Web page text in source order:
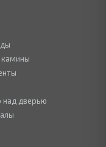
камины
над дверью